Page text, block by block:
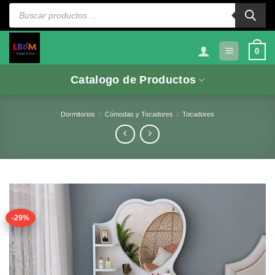
Saltar
Búsqueda
productos
0
Catalogo de Productos
Dormitorios / Cómodas y Tocadores / Tocadores
-29%